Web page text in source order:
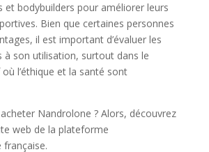
et bodybuilders pour améliorer leurs
Bien que certaines personnes
il est important d’évaluer les
à son utilisation, surtout dans le
l’éthique et la santé sont
Nandrolone ? Alors, découvrez
web de la plateforme
française.